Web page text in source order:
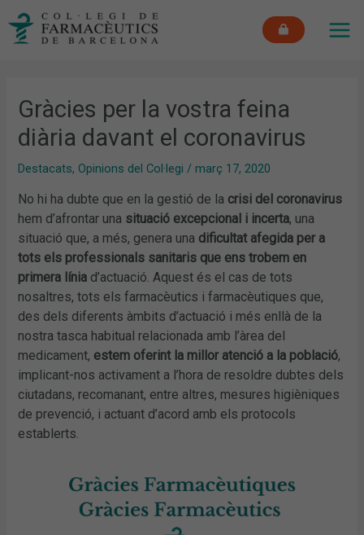
Gràcies per la vostra feina
diària davant el coronavirus
Destacats,Opinions del Col·legi /març 17, 2020
No hi ha dubte que en la gestió de la crisi del coronavirus
hem d’afrontar una situació excepcional i incerta, una
situació que, a més, genera una dificultat afegida per a
tots els professionals sanitaris que ens trobem en
primera línia d’actuació. Aquest és el cas de tots
nosaltres, tots els farmacèutics i farmacèutiques que,
des dels diferents àmbits d’actuació i més enllà de la
nostra tasca habitual relacionada amb l’àrea del
medicament, estem oferint la millor atenció a la població,
implicant-nos activament a l’hora de resoldre dubtes dels
ciutadans, recomanant, entre altres, mesures higièniques
de prevenció, i actuant d’acord amb els protocols
establerts.